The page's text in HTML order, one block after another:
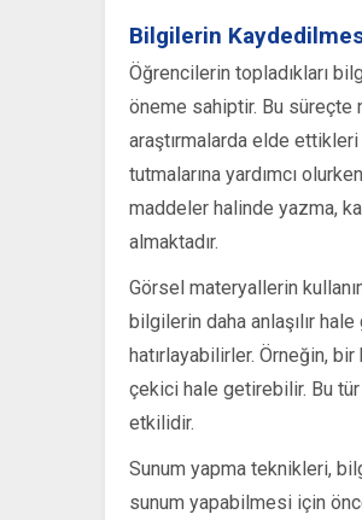
Bilgilerin
Öğrencilerin topladıkları
öneme sahiptir. Bu süreçte
araştırmalarda elde
tutmalarına yardımcı
maddeler halinde yazma,
almaktadır.
Görsel materyallerin
bilgilerin daha anlaşılır
hatırlayabilirler. Örneğin,
çekici hale getirebilir. Bu
etkilidir.
Sunum yapma teknikleri,
sunum yapabilmesi için